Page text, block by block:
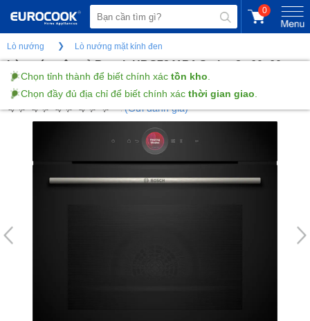
0
Lò nướng Lò nướng mặt kính đen
Lò nướng âm tủ Bosch HBG7241B1 Series 8 - 60x60cm
- 71L - Màu Đen
(Gửi đánh giá)